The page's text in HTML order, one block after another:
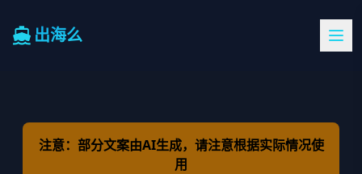
出海么
注意：部分文案由AI生成，请注意根据实际情况使
用